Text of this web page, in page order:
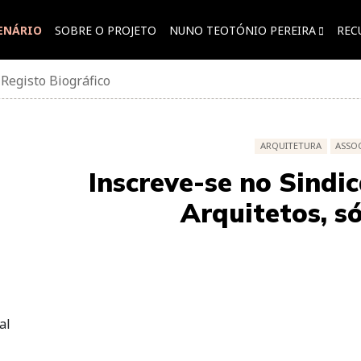
SOBRE O PROJETO NUNO TEOTÓNIO PEREIRA
Registo Biográfico
ARQUITETURA
Inscreve-se no
Arquitetos,